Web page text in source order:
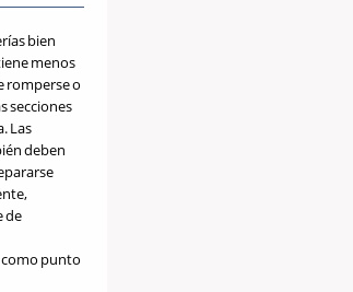
bien
menos
romperse o
secciones
Las
deben
de
punto